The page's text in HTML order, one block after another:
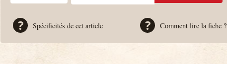
Spécificités de cet article Comment lire la fiche ?